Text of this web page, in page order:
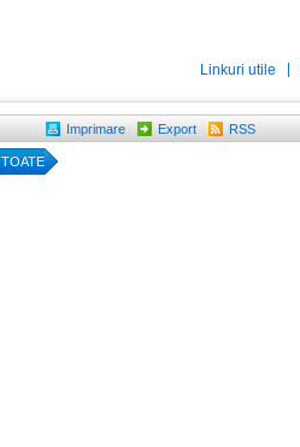
Linkuri utile
Imprimare Export RSS